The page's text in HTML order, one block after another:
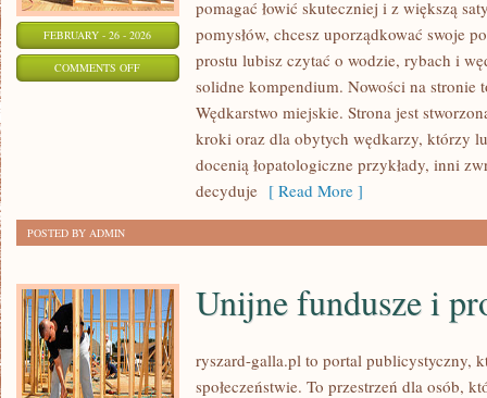
FEBRUARY - 26 - 2026
COMMENTS OFFON
pomagać łowić skuteczniej i z większą
pomysłów, chcesz uporządkować swoje
prostu lubisz czytać o wodzie, rybach i
solidne kompendium. Nowości na stronie
Wędkarstwo miejskie. Strona jest
kroki oraz dla obytych wędkarzy, którzy
docenią łopatologiczne przykłady, inni
decyduje [ Read More ]
POSTED BY ADMIN
Unijne fundusze i
ryszard-galla.pl to portal publicystyczny,
społeczeństwie. To przestrzeń dla osób,